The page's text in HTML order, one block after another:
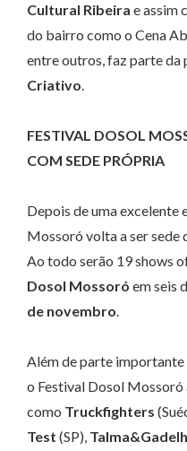
Cultural Ribeira e assim
do bairro como o Cena
entre outros, faz parte da
Criativo.
FESTIVAL DOSOL
COM SEDE PRÓPRIA
Depois de uma excelente
Mossoró volta a ser sede
Ao todo serão 19 shows
Dosol Mossoró em seis
de novembro.
Além de parte importante
o Festival Dosol
como Truckfighters
Test (SP),